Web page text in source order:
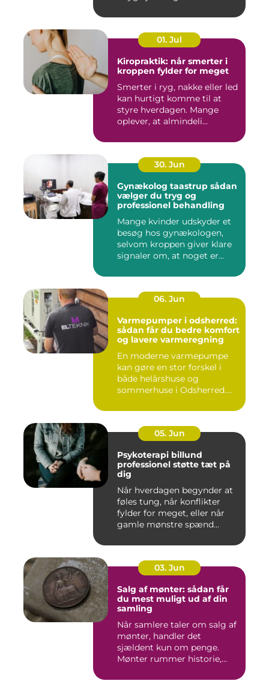
01. Jul
Kiropraktik: når smerter i
kroppen fylder for meget
Smerter i ryg, nakke eller led
kan hurtigt komme til at
styre hverdagen. Mange
oplever, at almindeli...
30. Jun
Gynækolog taastrup sådan
vælger du tryg og
professionel behandling
Mange kvinder udskyder et
besøg hos gynækologen,
selvom kroppen giver klare
signaler om, at noget er...
06. Jun
Varmepumper i odsherred:
sådan får du bedre komfort
og lavere varmeregning
En moderne varmepumpe
kan gøre en stor forskel i
både helårshuse og
sommerhuse i Odsherred.
05. Jun
Psykoterapi billund
professionel støtte tæt på
dig
Når hverdagen begynder at
føles tung, når konflikter
fylder for meget, eller når
gamle mønstre spænd...
03. Jun
Salg af mønter: sådan får
du mest muligt ud af din
samling
Når samlere taler om salg af
mønter, handler det
sjældent kun om penge.
Mønter rummer historie,